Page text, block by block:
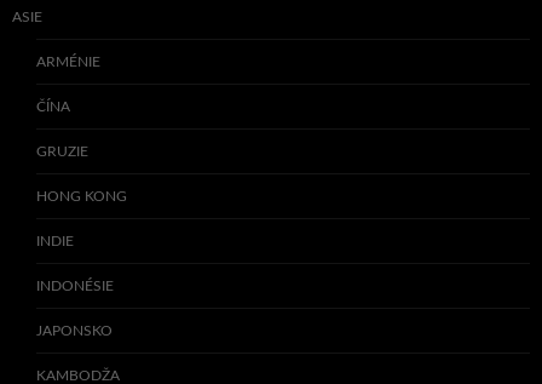
ASIE
ARMÉNIE
ČÍNA
GRUZIE
HONG KONG
INDIE
INDONÉSIE
JAPONSKO
KAMBODŽA